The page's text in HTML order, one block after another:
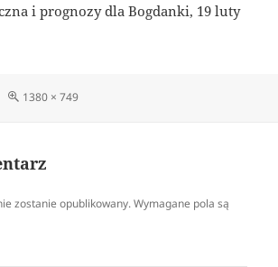
i prognozy dla Bogdanki, 19 luty
Pełny
1380 × 749
zostanie opublikowany. Wymagane pola są